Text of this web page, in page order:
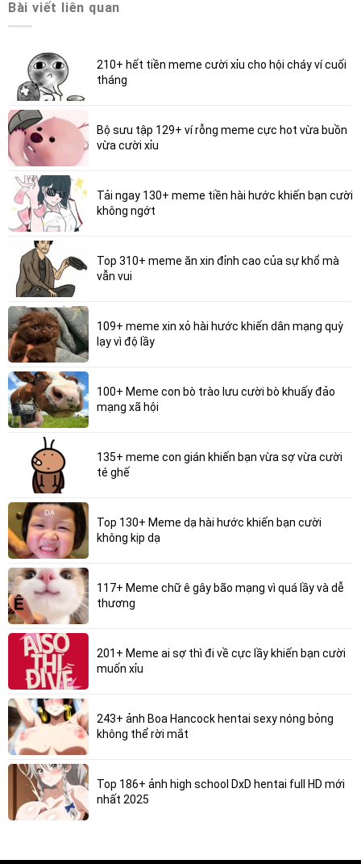
Bài viết liên quan
210+ hết tiền meme cười xỉu cho hội cháy ví cuối
tháng
Bộ sưu tập 129+ ví rỗng meme cực hot vừa buồn
vừa cười xỉu
Tải ngay 130+ meme tiền hài hước khiến bạn cười
không ngớt
Top 310+ meme ăn xin đỉnh cao của sự khổ mà
vẫn vui
109+ meme xin xỏ hài hước khiến dân mạng quỳ
lạy vì độ lầy
100+ Meme con bò trào lưu cười bò khuấy đảo
mạng xã hội
135+ meme con gián khiến bạn vừa sợ vừa cười
té ghế
Top 130+ Meme dạ hài hước khiến bạn cười
không kịp dạ
117+ Meme chữ ê gây bão mạng vì quá lầy và dễ
thương
201+ Meme ai sợ thì đi về cực lầy khiến bạn cười
muốn xỉu
243+ ảnh Boa Hancock hentai sexy nóng bỏng
không thể rời mắt
Top 186+ ảnh high school DxD hentai full HD mới
nhất 2025